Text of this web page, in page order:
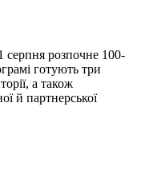
серпня розпочне 100-
готують три
а також
й партнерської